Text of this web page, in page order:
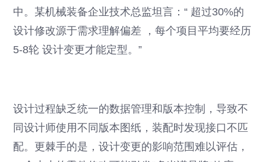
中。某机械装备企业技术总监坦言：“ 超过30%的
设计修改源于需求理解偏差 ，每个项目平均要经历
5-8轮 设计变更才能定型。”
设计过程缺乏统一的数据管理和版本控制，导致不
同设计师使用不同版本图纸，装配时发现接口不匹
配。更棘手的是，设计变更的影响范围难以评估，